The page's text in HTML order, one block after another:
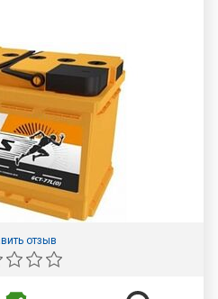
отзыв